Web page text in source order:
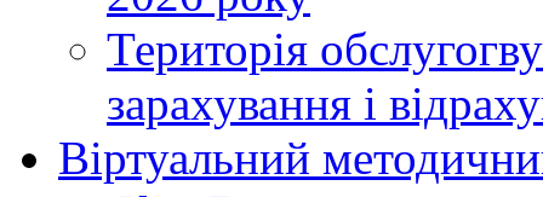
Територія
зарахування і
Віртуальний